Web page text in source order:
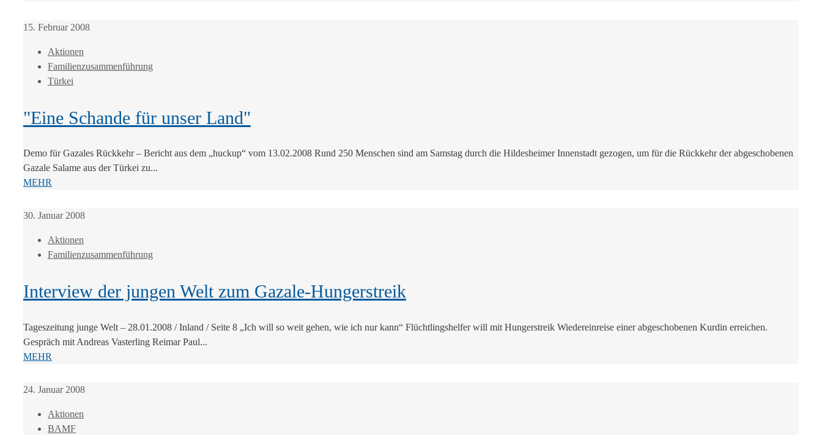
15. Februar 2008
Aktionen
Familienzusammenführung
Türkei
"Eine Schande für unser Land"
Demo für Gazales Rückkehr – Bericht aus dem „huckup“ vom 13.02.2008 Rund 250 Menschen sind am Samstag durch die Hildesheimer Innenstadt gezogen, um für die Rückkehr der abgeschobenen
Gazale Salame aus der Türkei zu...
MEHR
30. Januar 2008
Aktionen
Familienzusammenführung
Interview der jungen Welt zum Gazale-Hungerstreik
Tageszeitung junge Welt – 28.01.2008 / Inland / Seite 8 „Ich will so weit gehen, wie ich nur kann“ Flüchtlingshelfer will mit Hungerstreik Wiedereinreise einer abgeschobenen Kurdin erreichen.
Gespräch mit Andreas Vasterling Reimar Paul...
MEHR
24. Januar 2008
Aktionen
BAMF